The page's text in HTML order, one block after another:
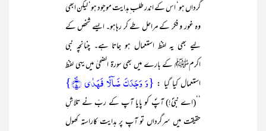
گرداں ہو‘ اس کے اندر طلب ِ ہدایت موجود ہو‘ لیکن ابھی
وہ غور و فکر کے مراحل طے کر رہاہو۔ ایسے شخص کے
لیے بھی یہ لفظ استعمال ہو جاتا ہے۔ چنانچہ نبی
اکرمﷺ کے بارے میں بھی سورۃ الضحیٰ میں یہی لفظ
استعمال کیا گیا : {وَ وَجَدَکَ ضَآلًّا فَہَدٰی ۪﴿۷﴾}
’’(اے نبیؐ!) آپؐ کو پایا آپ کے ربّ نے تلاشِ
حقیقت میں سرگرداں تو آپ پر ہدایت کاراستہ کھول